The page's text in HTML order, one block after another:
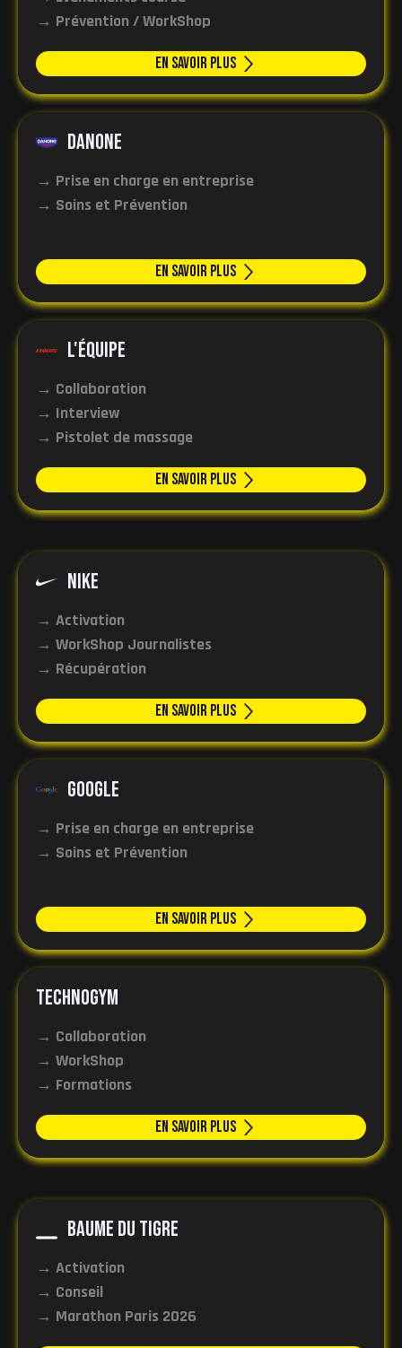
→ Prévention / WorkShop
En Savoir plus
DANONE
→ Prise en charge en entreprise
→ Soins et Prévention
En Savoir plus
l'ÉQUIPE
→ Collaboration
→ Interview
→ Pistolet de massage
En Savoir plus
NIKE
→ Activation
→ WorkShop Journalistes
→ Récupération
En Savoir plus
Google
→ Prise en charge en entreprise
→ Soins et Prévention
En Savoir plus
Technogym
→ Collaboration
→ WorkShop
→ Formations
En Savoir plus
Baume du Tigre
→ Activation
→ Conseil
→ Marathon Paris 2026